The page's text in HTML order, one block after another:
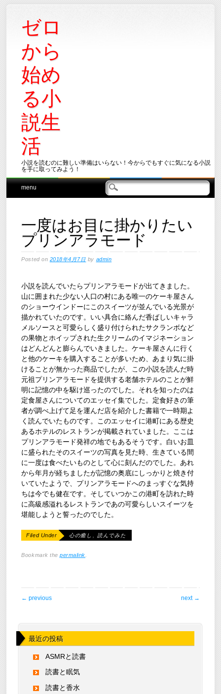
ゼロ
から
始め
る小
説生
活
小説を読むのに難しい準備はいらない！今からでもすぐに気になる小説
を手に取ってみよう！
Main menu
Skip
menu
一度はお目に掛かりたい
プリンアラモード
Posted on 2018年4月7日 by admin
小説を読んでいたらプリンアラモードが出てきました。
山に囲まれた少ない人口の村にある唯一のケーキ屋さん
のショーウインドーにこのスイーツが並んでいる光景が
描かれていたのです。いい具合に絡んだ香ばしいキャラ
メルソースと可愛らしく盛り付けられたサクランボなど
の果物とホイップされた生クリームのイマジネーション
はどんどんと膨らんでいきました。ケーキ屋さんに行く
と他のケーキを購入することが多いため、あまり気に掛
けることが無かった商品でしたが、この小説を読んだ時
元祖プリンアラモードを提供する老舗ホテルのことが鮮
明に記憶の中を駆け巡ったのでした。それを知ったのは
定食屋さんについてのエッセイ集でした。定食好きの筆
者が調べ上げて足を運んだ店を紹介した書籍で一時期よ
く読んでいたものです。このエッセイに港町にある歴史
あるホテルのレストランが掲載されていました。ここは
プリンアラモード発祥の地でもあるそうです。白いお皿
に盛られたそのスイーツの写真を見た時、生きている間
に一度は食べたいものとして心に刻んだのでした。あれ
から年月が経ちましたが記憶の奥底にしっかりと焼き付
いていたようで、プリンアラモードへのまっすぐな気持
ちは今でも健在です。そしていつかこの港町を訪れた時
に高級感溢れるレストランであの可愛らしいスイーツを
堪能しようと誓ったのでした。
Filed Under 心の癒し , 読んでみた
Bookmark thepermalink.
post navigation
← previous next →
最近の投稿
ASMRと読書
読書と眠気
読書と香水